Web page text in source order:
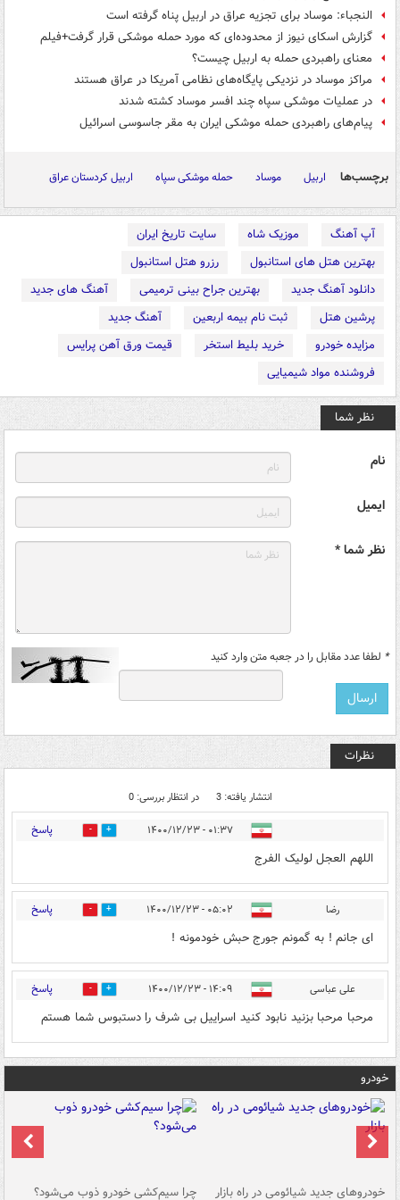
النجباء: موساد برای تجزیه عراق در اربیل پناه گرفته است
گزارش اسکای نیوز از محدوده‌ای که مورد حمله موشکی قرار گرفت+فیلم
معنای راهبردی حمله به اربیل چیست؟
مراکز موساد در نزدیکی پایگاه‌های نظامی آمریکا در عراق هستند
در عملیات موشکی سپاه چند افسر موساد کشته شدند
پیام‌های راهبردی حمله موشکی ایران به مقر جاسوسی اسرائیل
برچسب‌ها اربیل موساد حمله موشکی سپاه اربیل کردستان عراق
آپ آهنگ موزیک شاه
سایت تاریخ ایران
بهترین هتل های استانبول
رزرو هتل استانبول
دانلود آهنگ جدید
بهترین جراح بینی ترمیمی
آهنگ های جدید
پرشین هتل
ثبت نام بیمه اربعین
آهنگ جدید
مزایده خودرو
خرید بلیط استخر
قیمت ورق آهن پرایس
فروشنده مواد شیمیایی
نظر شما
نام
ایمیل
نظر شما *
* لطفا عدد مقابل را در جعبه متن وارد کنید
نظرات
انتشار یافته: 3 در انتظار بررسی: 0
۰۱:۳۷ - ۱۴۰۰/۱۲/۲۳ 6 پاسخ
اللهم العجل لولیک الفرج
رضا ۰۵:۰۲ - ۱۴۰۰/۱۲/۲۳ 2 پاسخ
اى جانم ! به گمونم جورج حبش خودمونه !
علی عباسی ۱۴:۰۹ - ۱۴۰۰/۱۲/۲۳ 1 پاسخ
مرحبا مرحبا بزنید نابود کنید اسراییل بی شرف را دستبوس شما هستم
خودرو
خودروهای جدید شیائومی در راه بازار چرا سیم‌کشی خودرو ذوب می‌شود؟